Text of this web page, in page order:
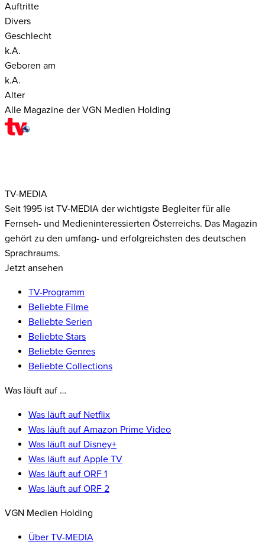
Auftritte
Divers
Geschlecht
k.A.
Geboren am
k.A.
Alter
Alle Magazine der VGN Medien Holding
TV-MEDIA
Seit 1995 ist TV-MEDIA der wichtigste Begleiter für alle
Fernseh- und Medieninteressierten Österreichs. Das Magazin
gehört zu den umfang- und erfolgreichsten des deutschen
Sprachraums.
Jetzt ansehen
TV-Programm
Beliebte Filme
Beliebte Serien
Beliebte Stars
Beliebte Genres
Beliebte Collections
Was läuft auf …
Was läuft auf Netflix
Was läuft auf Amazon Prime Video
Was läuft auf Disney+
Was läuft auf Apple TV
Was läuft auf ORF 1
Was läuft auf ORF 2
VGN Medien Holding
Über TV-MEDIA